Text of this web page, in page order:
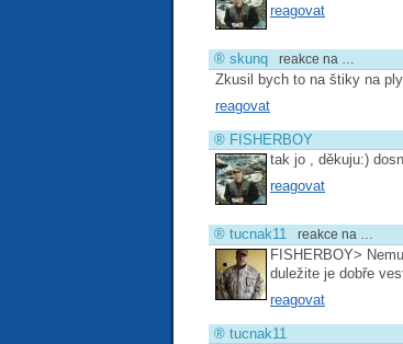
reagovat
® skunq reakce na …
Zkusil bych to na štiky na
reagovat
® FISHERBOY
tak jo , děkuju:)
reagovat
® tucnak11 reakce na …
FISHERBOY>
duležite je dobře
reagovat
® tucnak11